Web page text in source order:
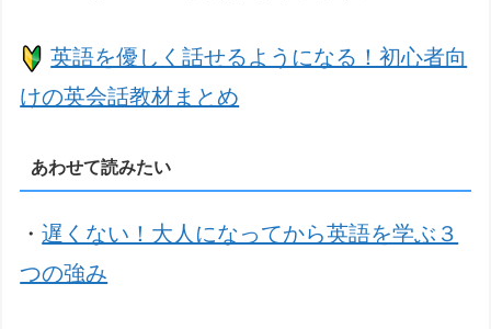
英語を優しく話せるようになる！初心者向
けの英会話教材まとめ
あわせて読みたい
・遅くない！大人になってから英語を学ぶ３
つの強み